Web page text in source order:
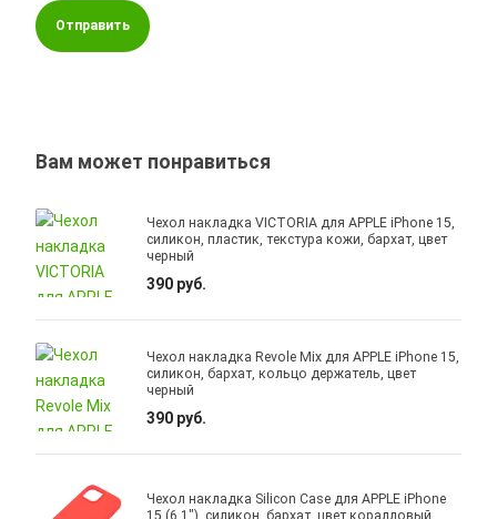
Отправить
Вам может понравиться
Чехол накладка VICTORIA для APPLE iPhone 15,
силикон, пластик, текстура кожи, бархат, цвет
черный
390 руб.
Чехол накладка Revole Mix для APPLE iPhone 15,
силикон, бархат, кольцо держатель, цвет
черный
390 руб.
Чехол накладка Silicon Case для APPLE iPhone